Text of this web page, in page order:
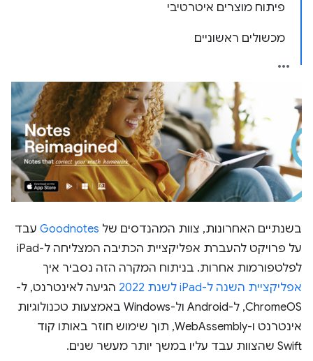
פיתוח מוצרים איטרטיבי
מכשולים ראשוניים
בשנתיים האחרונות, צוות המהנדסים של Goodnotes עבד
על פרויקט להעברת אפליקציית הכתיבה המצליחה ל-iPad
לפלטפורמות אחרות. בניתוח המקרה הזה נסביר איך
אפליקציית השנה ל-iPad לשנת 2022
הגיעה לאינטרנט, ל-
ChromeOS, ל-Android ול-Windows באמצעות טכנולוגיות
אינטרנט ו-WebAssembly, תוך שימוש חוזר באותו קוד
Swift שהצוות עבד עליו במשך יותר מעשר שנים.